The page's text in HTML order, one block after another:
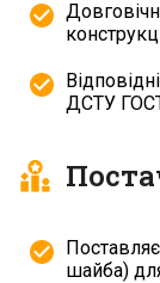
ДСТУ
шайба)